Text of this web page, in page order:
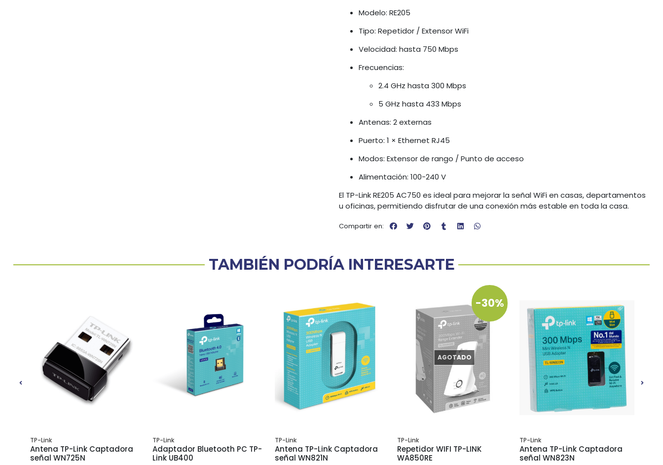
Modelo: RE205
Tipo: Repetidor / Extensor WiFi
Velocidad: hasta 750 Mbps
Frecuencias:
2.4 GHz hasta 300 Mbps
5 GHz hasta 433 Mbps
Antenas: 2 externas
Puerto: 1 × Ethernet RJ45
Modos: Extensor de rango / Punto de acceso
Alimentación: 100-240 V
El TP-Link RE205 AC750 es ideal para mejorar la señal WiFi en casas, departamentos
u oficinas, permitiendo disfrutar de una conexión más estable en toda la casa.
Compartir en:
TAMBIÉN PODRÍA INTERESARTE
TP-Link
Antena TP-Link Captadora
señal WN725N
TP-Link
Adaptador Bluetooth PC TP-
Link UB400
TP-Link
Antena TP-Link Captadora
señal WN821N
-30%
AGOTADO
TP-Link
Repetidor WIFI TP-LINK
WA850RE
TP-Link
Antena TP-Link Captadora
señal WN823N